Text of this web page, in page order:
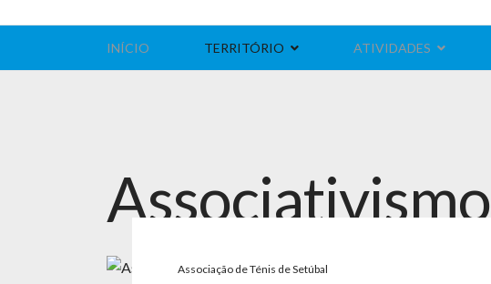
INÍCIO TERRITÓRIO ATIVIDADES
Associativismo
Associação de Ténis de Setúbal